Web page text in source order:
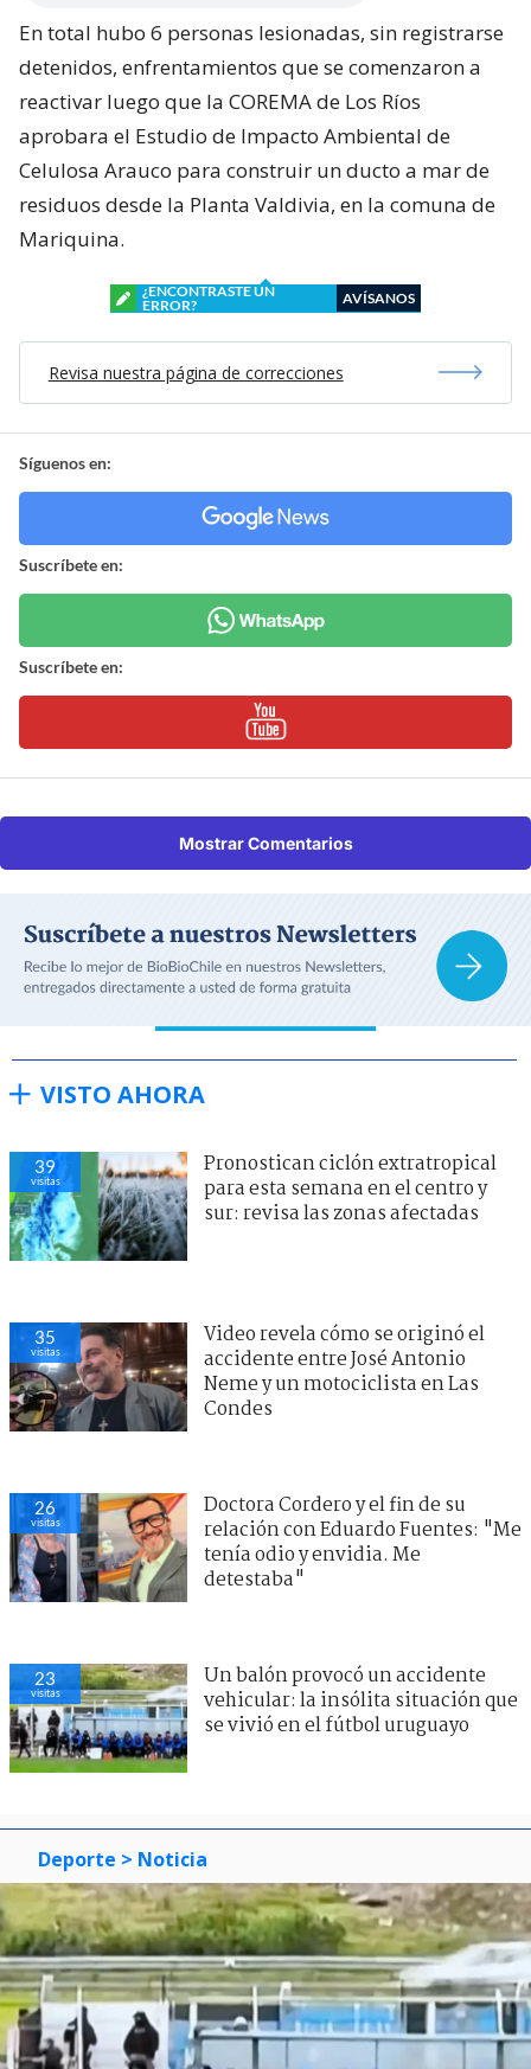
En total hubo 6 personas lesionadas, sin registrarse
detenidos, enfrentamientos que se comenzaron a
reactivar luego que la COREMA de Los Ríos
aprobara el Estudio de Impacto Ambiental de
Celulosa Arauco para construir un ducto a mar de
residuos desde la Planta Valdivia, en la comuna de
Mariquina.
¿ENCONTRASTE UN
ERROR?
AVÍSANOS
Revisa nuestra página de correcciones
Síguenos en:
Suscríbete en:
Suscríbete en:
Mostrar Comentarios
VISTO AHORA
39
visitas
Pronostican ciclón extratropical
para esta semana en el centro y
sur: revisa las zonas afectadas
35
visitas
Video revela cómo se originó el
accidente entre José Antonio
Neme y un motociclista en Las
Condes
26
visitas
Doctora Cordero y el fin de su
relación con Eduardo Fuentes: "Me
tenía odio y envidia. Me
detestaba"
23
visitas
Un balón provocó un accidente
vehicular: la insólita situación que
se vivió en el fútbol uruguayo
Deporte > Noticia